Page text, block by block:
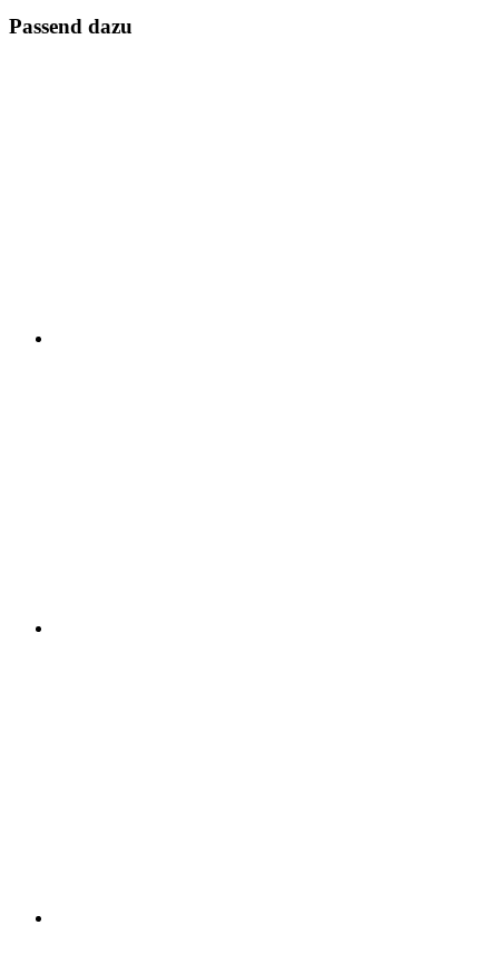
Passend dazu